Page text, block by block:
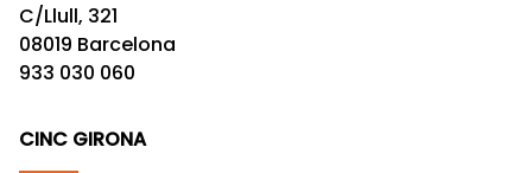
C/Llull, 321
08019 Barcelona
933 030 060
CINC GIRONA